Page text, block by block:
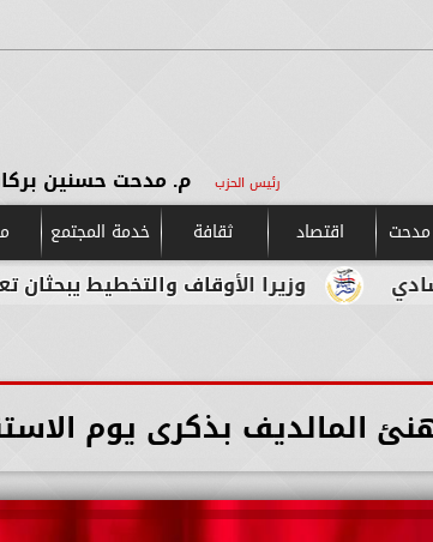
رئيس الحزب م. مدحت حسنين
مدحت اقتصاد ثقافة خدمة المجتمع
وزيرا الأوقاف والتخطيط يبحثان تعزيز
المالديف بذكرى يوم